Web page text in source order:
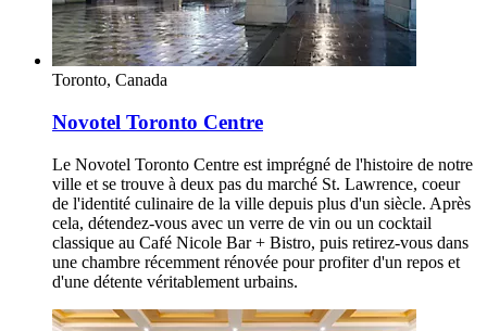
Toronto, Canada
Novotel Toronto Centre
Le Novotel Toronto Centre est imprégné de l'histoire de notre
ville et se trouve à deux pas du marché St. Lawrence, coeur
de l'identité culinaire de la ville depuis plus d'un siècle. Après
cela, détendez-vous avec un verre de vin ou un cocktail
classique au Café Nicole Bar + Bistro, puis retirez-vous dans
une chambre récemment rénovée pour profiter d'un repos et
d'une détente véritablement urbains.